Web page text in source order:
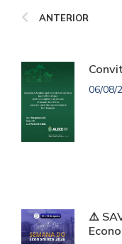
ANTERIOR
06/08/
⚠️